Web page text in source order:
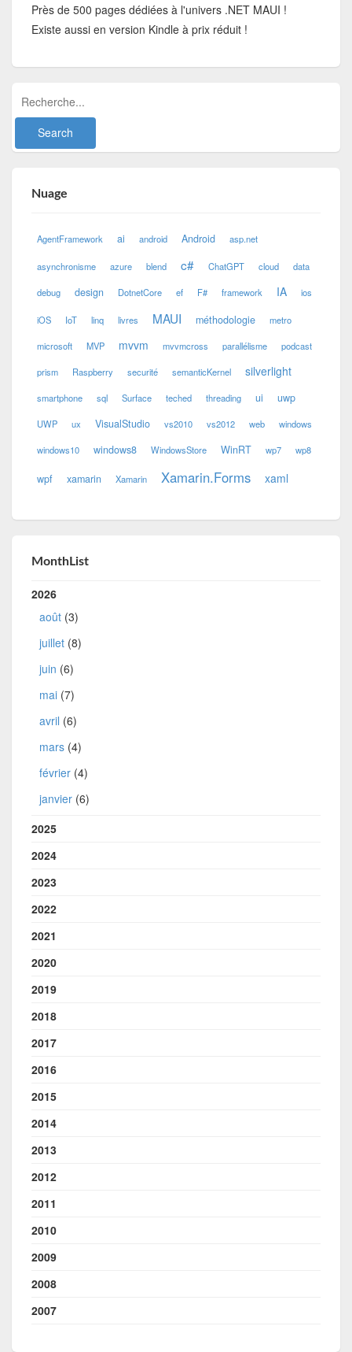
Près de 500 pages dédiées à l'univers .NET MAUI !
Existe aussi en version Kindle à prix réduit !
Nuage
AgentFramework ai android Android asp.net
asynchronisme azure blend c# ChatGPT cloud data
debug design DotnetCore ef F# framework IA ios
iOS IoT linq livres MAUI méthodologie metro
microsoft MVP mvvm mvvmcross parallélisme podcast
prism Raspberry securité semanticKernel silverlight
smartphone sql Surface teched threading ui uwp
UWP ux VisualStudio vs2010 vs2012 web windows
windows10 windows8 WindowsStore WinRT wp7 wp8
wpf xamarin Xamarin Xamarin.Forms xaml
MonthList
2026
août (3)
juillet (8)
juin (6)
mai (7)
avril (6)
mars (4)
février (4)
janvier (6)
2025
2024
2023
2022
2021
2020
2019
2018
2017
2016
2015
2014
2013
2012
2011
2010
2009
2008
2007